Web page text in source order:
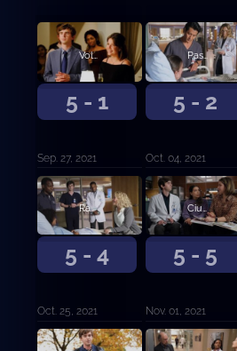
5 - 1
Volver a empezar.
Sep. 27, 2021
5 - 2
Pastel de bodas.
Oct. 04, 2021
5 - 4
Racionalidad.
Oct. 25, 2021
5 - 5
Ciudad de locos.
Nov. 01, 2021